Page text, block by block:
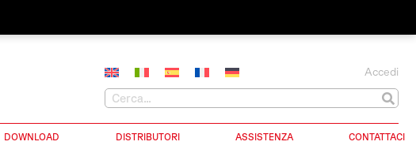
Accedi
DOWNLOAD DISTRIBUTORI ASSISTENZA CONTATTACI